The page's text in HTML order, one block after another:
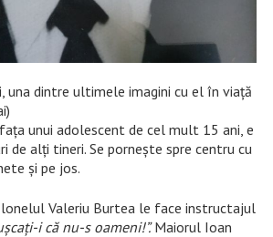
una dintre ultimele imagini cu el în viață
unui adolescent de cel mult 15 ani, e
de alți tineri. Se pornește spre centru cu
și pe jos.
Valeriu Burtea le face instructajul
i că nu-s oameni!”.Maiorul Ioan